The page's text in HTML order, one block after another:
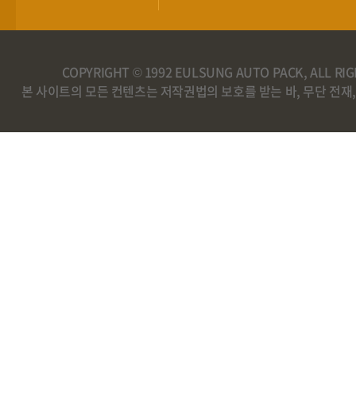
COPYRIGHT © 1992 EULSUNG AUTO PACK, ALL
본 사이트의 모든 컨텐츠는 저작권법의 보호를 받는 바, 무단 전